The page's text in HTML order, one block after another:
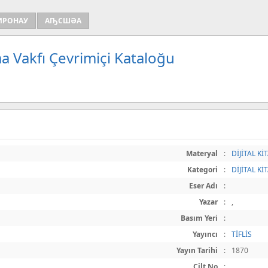
АҦСШӘА
Vakfı Çevrimiçi Kataloğu
Materyal :
DİJİTAL
Kategori
:
DİJİTAL
Eser Adı
:
Yazar
:
,
Basım Yeri
:
Yayıncı
:
TİFLİS
Yayın Tarihi
:
1870